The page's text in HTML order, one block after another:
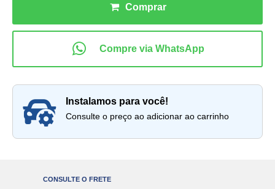
instalamos para você!
Consulte o preço ao adicionar ao carrinho
CONSULTE O FRETE